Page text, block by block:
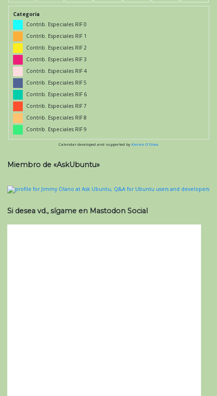
Categoría
Contrib. Especiales RIF 0
Contrib. Especiales RIF 1
Contrib. Especiales RIF 2
Contrib. Especiales RIF 3
Contrib. Especiales RIF 4
Contrib. Especiales RIF 5
Contrib. Especiales RIF 6
Contrib. Especiales RIF 7
Contrib. Especiales RIF 8
Contrib. Especiales RIF 9
Calendar developed and supported by Kieran O'Shea
Miembro de «AskUbuntu»
Si desea vd., sígame en Mastodon Social